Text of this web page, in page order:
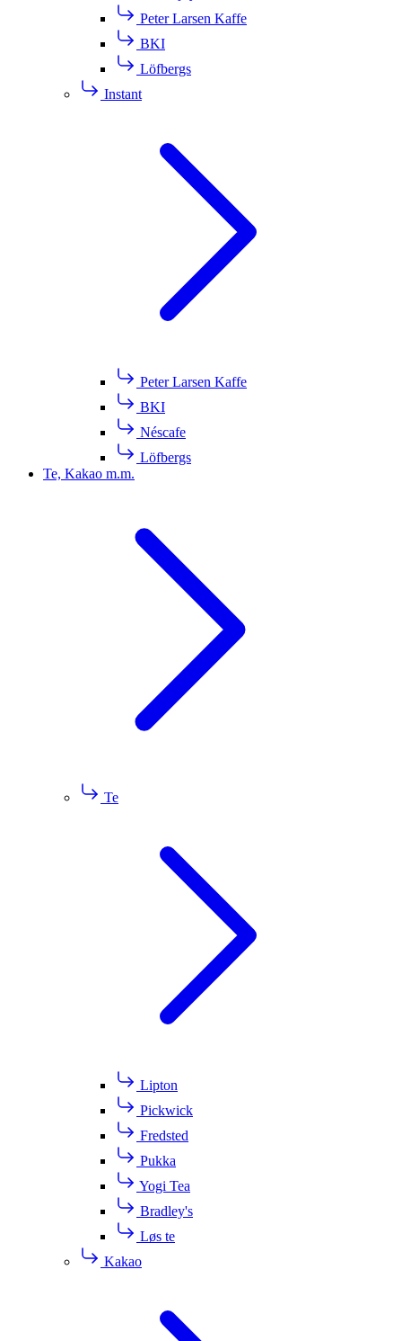
Peter Larsen Kaffe
BKI
Löfbergs
Instant
Peter Larsen Kaffe
BKI
Néscafe
Löfbergs
Te, Kakao m.m.
Te
Lipton
Pickwick
Fredsted
Pukka
Yogi Tea
Bradley's
Løs te
Kakao